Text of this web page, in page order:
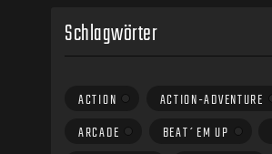
Schlagwörter
ACTION ACTION-ADVENTURE
ARCADE
BEAT´EM UP